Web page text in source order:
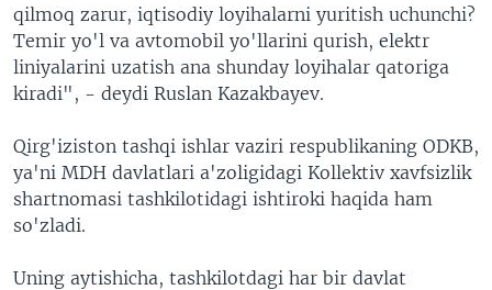
qilmoq zarur, iqtisodiy loyihalarni yuritish uchunchi?
Temir yo'l va avtomobil yo'llarini qurish, elektr
liniyalarini uzatish ana shunday loyihalar qatoriga
kiradi", - deydi Ruslan Kazakbayev.
Qirg'iziston tashqi ishlar vaziri respublikaning ODKB,
ya'ni MDH davlatlari a'zoligidagi Kollektiv xavfsizlik
shartnomasi tashkilotidagi ishtiroki haqida ham
so'zladi.
Uning aytishicha, tashkilotdagi har bir davlat